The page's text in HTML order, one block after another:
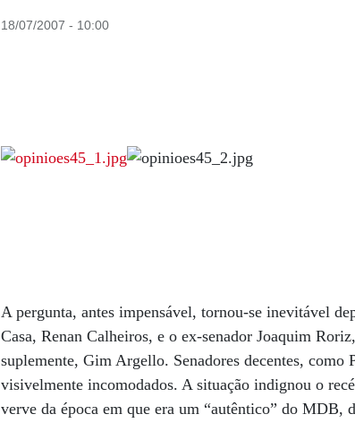
18/07/2007 - 10:00
A pergunta, antes impensável, tornou-se inevitável
Casa, Renan Calheiros, e o ex-senador Joaquim
suplemente, Gim Argello. Senadores decentes,
visivelmente incomodados. A situação indignou o
verve da época em que era um “autêntico” do MDB,